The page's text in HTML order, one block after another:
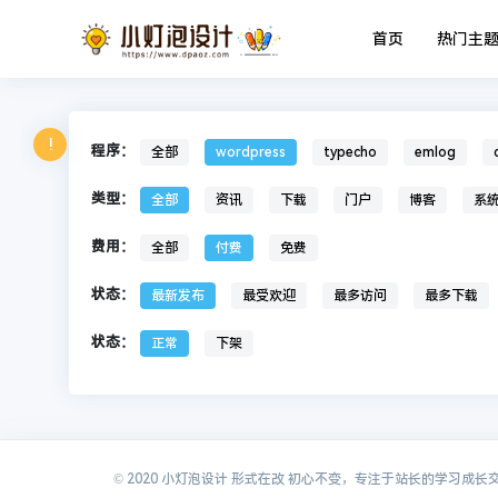
首页 热门主题
程序： 全部 wordpress typecho emlog
类型： 全部 资讯 下载 门户 博客 系
费用： 全部 付费 免费
状态： 最新发布 最受欢迎 最多访问 最多下载
状态： 正常 下架
© 2020 小灯泡设计 形式在改 初心不变，专注于站长的学习成长
!